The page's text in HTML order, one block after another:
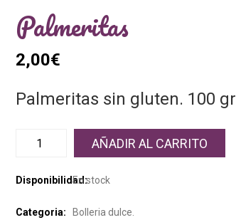
Palmeritas
2,00€
Palmeritas sin gluten. 100 gr
AÑADIR AL CARRITO
Disponibilidad:En stock
Categoria: Bolleria dulce